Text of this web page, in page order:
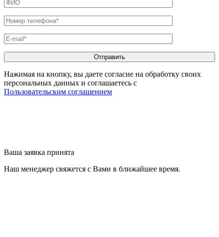
Нажимая на кнопку, вы даете согласие на обработку своих
персональных данных и соглашаетесь с
Пользовательским соглашением
Ваша заявка принята
Наш менеджер свяжется с Вами в ближайшее время.